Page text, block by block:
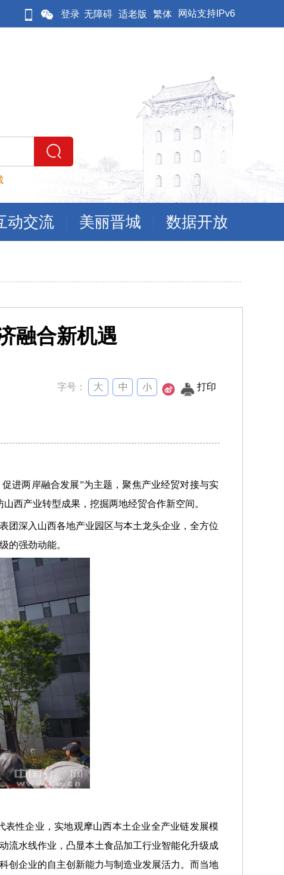
登录 无障碍 适老版 繁体 网站支持IPv6
动交流 美丽晋城 数据开放
融合新机遇
字号： 打印
进两岸融合发展”为主题，聚焦产业经贸对接与实
西产业转型成果，挖掘两地经贸合作新空间。
团深入山西各地产业园区与本土龙头企业，全方位
的强劲动能。
性企业，实地观摩山西本土企业全产业链发展模
流水线作业，凸显本土食品加工行业智能化升级成
创企业的自主创新能力与制造业发展活力。而当地